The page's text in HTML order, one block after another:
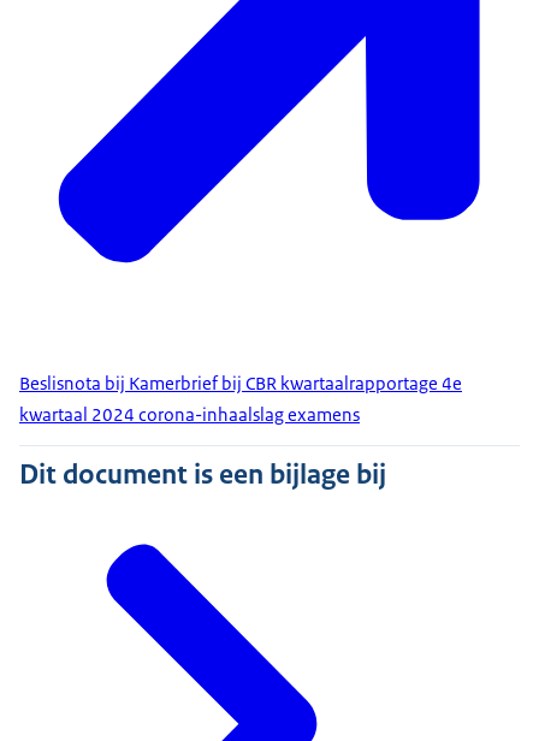
Beslisnota bij Kamerbrief bij CBR kwartaalrapportage 4e
kwartaal 2024 corona-inhaalslag examens
Dit document is een bijlage bij